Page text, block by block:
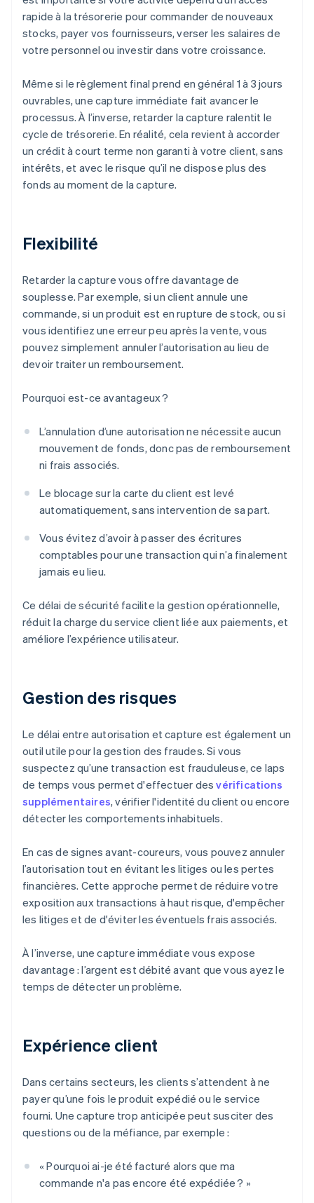
rapide à la trésorerie pour commander de nouveaux
stocks, payer vos fournisseurs, verser les salaires de
votre personnel ou investir dans votre croissance.
Même si le règlement final prend en général 1 à 3 jours
ouvrables, une capture immédiate fait avancer le
processus. À l’inverse, retarder la capture ralentit le
cycle de trésorerie. En réalité, cela revient à accorder
un crédit à court terme non garanti à votre client, sans
intérêts, et avec le risque qu’il ne dispose plus des
fonds au moment de la capture.
Flexibilité
Retarder la capture vous offre davantage de
souplesse. Par exemple, si un client annule une
commande, si un produit est en rupture de stock, ou si
vous identifiez une erreur peu après la vente, vous
pouvez simplement annuler l’autorisation au lieu de
devoir traiter un remboursement.
Pourquoi est-ce avantageux ?
L’annulation d’une autorisation ne nécessite aucun
mouvement de fonds, donc pas de remboursement
ni frais associés.
Le blocage sur la carte du client est levé
automatiquement, sans intervention de sa part.
Vous évitez d’avoir à passer des écritures
comptables pour une transaction qui n’a finalement
jamais eu lieu.
Ce délai de sécurité facilite la gestion opérationnelle,
réduit la charge du service client liée aux paiements, et
améliore l’expérience utilisateur.
Gestion des risques
Le délai entre autorisation et capture est également un
outil utile pour la gestion des fraudes. Si vous
suspectez qu’une transaction est frauduleuse, ce laps
de temps vous permet d'effectuer desvérifications
supplémentaires, vérifier l'identité du client ou encore
détecter les comportements inhabituels.
En cas de signes avant-coureurs, vous pouvez annuler
l’autorisation tout en évitant les litiges ou les pertes
financières. Cette approche permet de réduire votre
exposition aux transactions à haut risque, d'empêcher
les litiges et de d'éviter les éventuels frais associés.
À l’inverse, une capture immédiate vous expose
davantage : l’argent est débité avant que vous ayez le
temps de détecter un problème.
Expérience client
Dans certains secteurs, les clients s’attendent à ne
payer qu’une fois le produit expédié ou le service
fourni. Une capture trop anticipée peut susciter des
questions ou de la méfiance, par exemple :
« Pourquoi ai-je été facturé alors que ma
commande n'a pas encore été expédiée ? »